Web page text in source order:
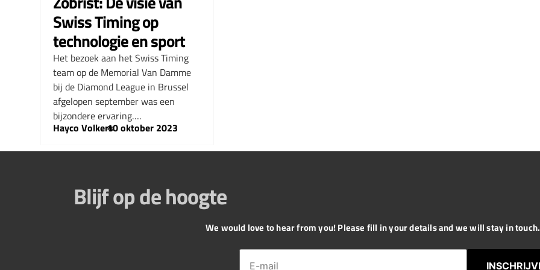
Swiss Timing op
technologie en sport
Het bezoek aan het Swiss Timing
team op de Memorial Van Damme
bij de Diamond League in Brussel
afgelopen september was een
bijzondere ervaring….
Hayco Volkers
–
10 oktober 2023
Blijf op de hoogte
We would love to hear from you! Please fill in your details and we will stay in